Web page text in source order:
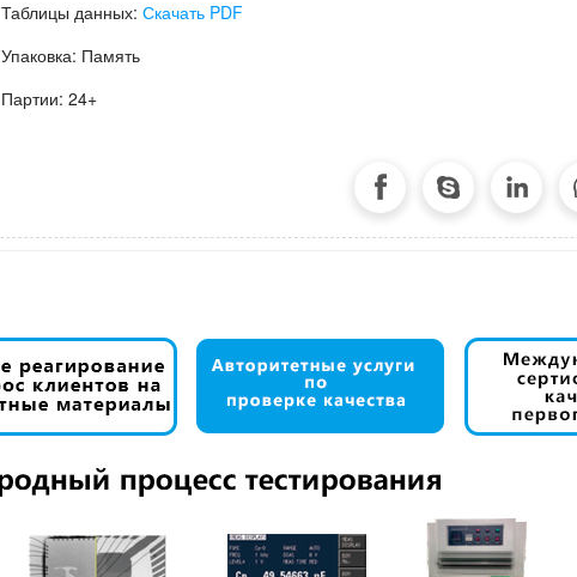
Таблицы данных: Скачать PDF
Упаковка: Память
Партии: 24+